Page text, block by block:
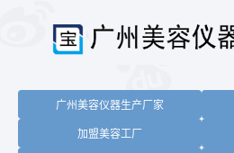
广州美容仪器生产厂家
加盟美容工厂